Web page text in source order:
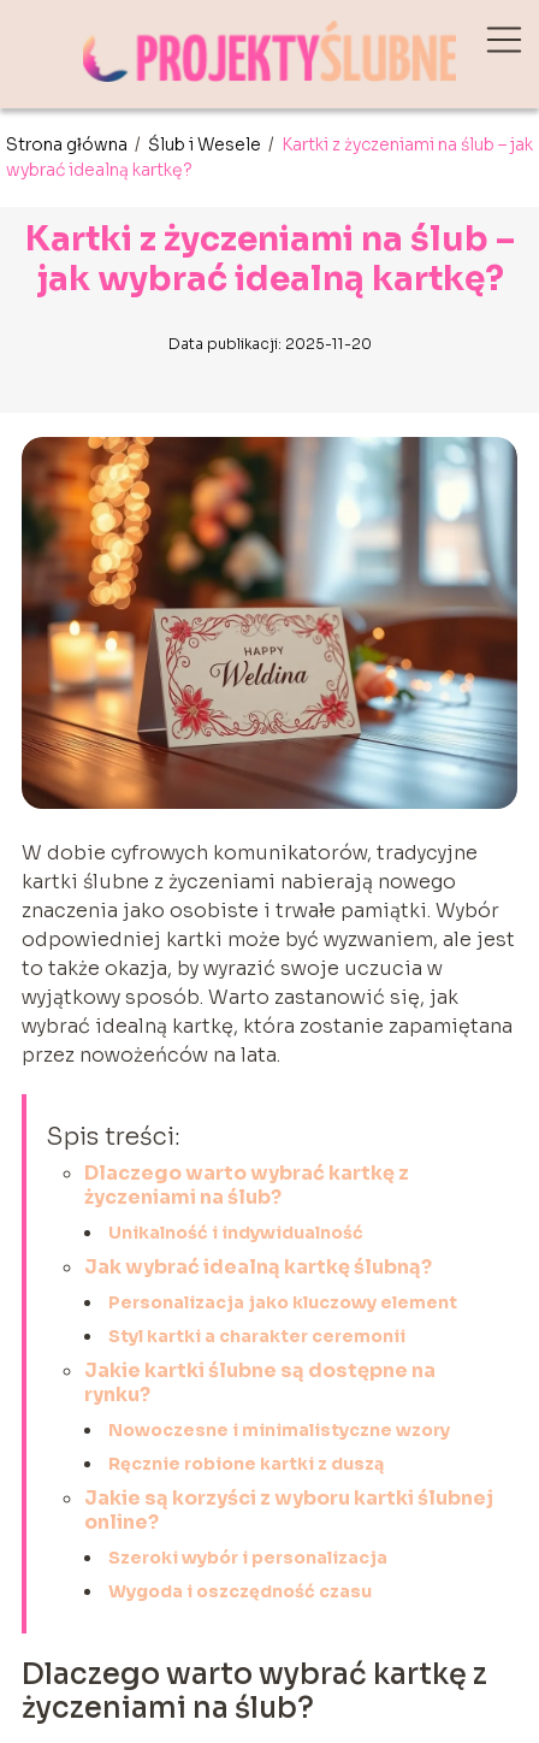
Strona główna / Ślub i Wesele / Kartki z życzeniami na ślub – jak
wybrać idealną kartkę?
Kartki z życzeniami na ślub –
jak wybrać idealną kartkę?
Data publikacji: 2025-11-20
W dobie cyfrowych komunikatorów, tradycyjne
kartki ślubne z życzeniami nabierają nowego
znaczenia jako osobiste i trwałe pamiątki. Wybór
odpowiedniej kartki może być wyzwaniem, ale jest
to także okazja, by wyrazić swoje uczucia w
wyjątkowy sposób. Warto zastanowić się, jak
wybrać idealną kartkę, która zostanie zapamiętana
przez nowożeńców na lata.
Spis treści:
Dlaczego warto wybrać kartkę z
życzeniami na ślub?
Unikalność i indywidualność
Jak wybrać idealną kartkę ślubną?
Personalizacja jako kluczowy element
Styl kartki a charakter ceremonii
Jakie kartki ślubne są dostępne na
rynku?
Nowoczesne i minimalistyczne wzory
Ręcznie robione kartki z duszą
Jakie są korzyści z wyboru kartki ślubnej
online?
Szeroki wybór i personalizacja
Wygoda i oszczędność czasu
Dlaczego warto wybrać kartkę z
życzeniami na ślub?